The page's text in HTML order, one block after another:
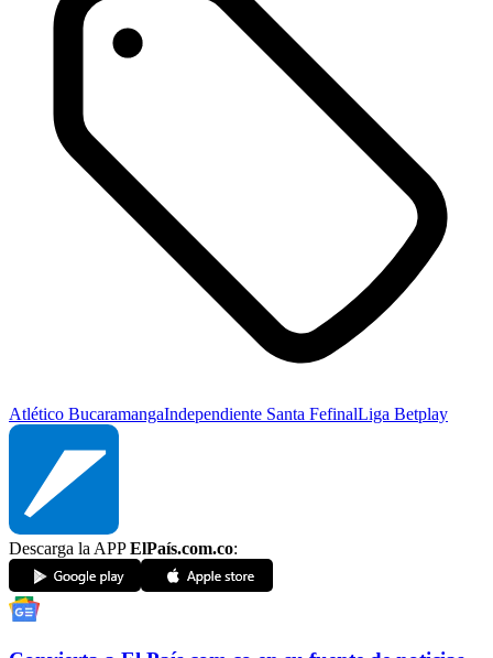
Atlético BucaramangaIndependiente Santa FefinalLiga Betplay
Descarga la APPElPaís.com.co: